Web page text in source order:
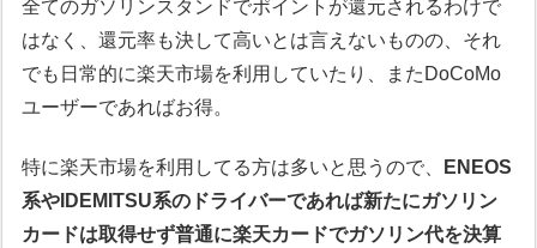
全てのガソリンスタンドでポイントが還元されるわけで
はなく、還元率も決して高いとは言えないものの、それ
でも日常的に楽天市場を利用していたり、またDoCoMo
ユーザーであればお得。
特に楽天市場を利用してる方は多いと思うので、
ENEOS
系やIDEMITSU系のドライバーであれば新たにガソリン
カードは取得せず普通に楽天カードでガソリン代を決算